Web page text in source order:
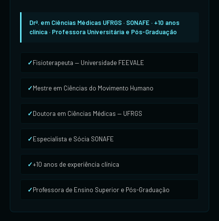
Drª. em Ciências Médicas UFRGS · SONAFE · +10 anos
clínica · Professora Universitária e Pós-Graduação
Fisioterapeuta — Universidade FEEVALE
Mestre em Ciências do Movimento Humano
Doutora em Ciências Médicas — UFRGS
Especialista e Sócia SONAFE
+10 anos de experiência clínica
Professora de Ensino Superior e Pós-Graduação